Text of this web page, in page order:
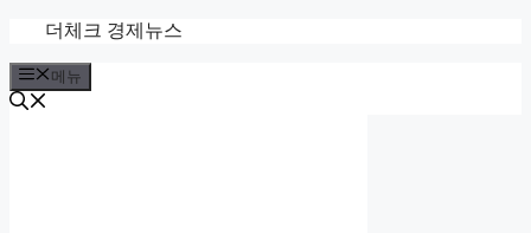
츠
로
더체크 경제뉴스
메뉴